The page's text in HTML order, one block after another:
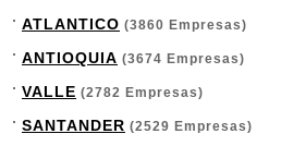
ATLANTICO (3860 Empresas)
ANTIOQUIA (3674 Empresas)
VALLE (2782 Empresas)
SANTANDER (2529 Empresas)